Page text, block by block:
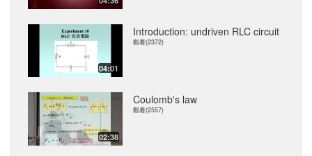
04:01
Introduction: undriven RLC circuit
觀看(2372)
02:38
Coulomb's law
觀看(2557)